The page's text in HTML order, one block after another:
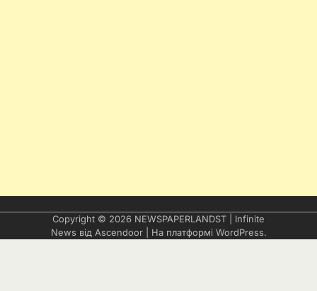
Copyright © 2026 NEWSPAPERLANDST | Infinite
News від Ascendoor| На платформі WordPress.